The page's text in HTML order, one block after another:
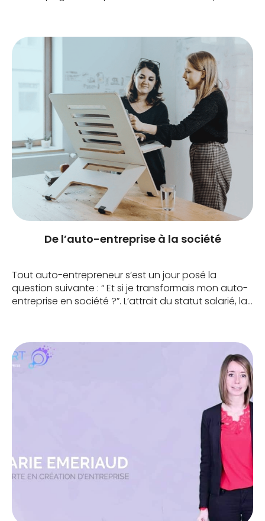
avantages, mais aussi des points de vigilance à
surveiller. Entreprendre seul : quels avantages ? […]
De l’auto-entreprise à la société
Tout auto-entrepreneur s’est un jour posé la
question suivante : “ Et si je transformais mon auto-
entreprise en société ?”. L’attrait du statut salarié, la
professionnel : autant de motivations qui peuvent
justifier cette réflexion. Mais elles représentent aussi
[…]